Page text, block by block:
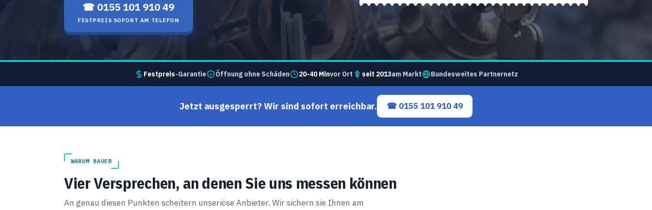
☎ 0155 101 910 49
FESTPREIS SOFORT AM TELEFON
Festpreis-Garantie Öffnung ohne Schäden 20-40 Minvor Ort seit 2013am Markt Bundesweites Partnernetz
Jetzt ausgesperrt? Wir sind sofort erreichbar. ☎ 0155 101 910 49
WARUM BAUER
Vier Versprechen, an denen Sie uns messen können
An genau diesen Punkten scheitern unseriöse Anbieter. Wir sichern sie Ihnen am